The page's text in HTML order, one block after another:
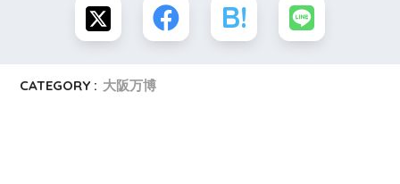
CATEGORY : 大阪万博